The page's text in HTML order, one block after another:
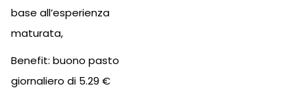
base all’esperienza
maturata,
Benefit: buono pasto
giornaliero di 5.29 €